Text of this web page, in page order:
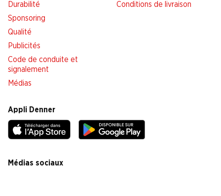
Durabilité
Sponsoring
Qualité
Publicités
Code de conduite et
signalement
Médias
Conditions de livraison
Appli Denner
Médias sociaux